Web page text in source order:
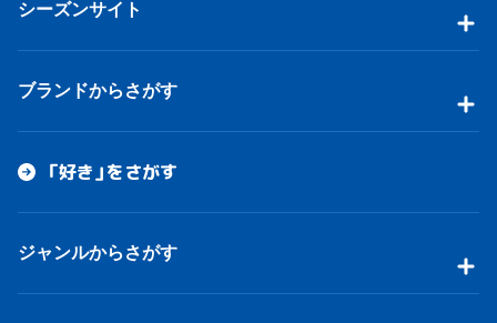
シーズンサイト
ブランドからさがす
「好き」をさがす
ジャンルからさがす